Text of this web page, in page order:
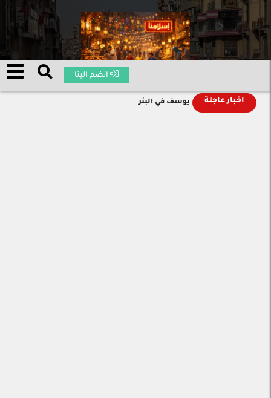
انضم الينا
اخبار عاجلة يوسف في البئر